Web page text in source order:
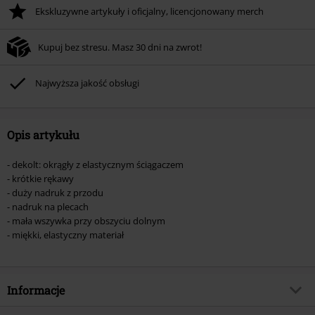
Ekskluzywne artykuły i oficjalny, licencjonowany merch
Kupuj bez stresu. Masz 30 dni na zwrot!
Najwyższa jakość obsługi
Opis artykułu
- dekolt: okrągły z elastycznym ściągaczem
- krótkie rękawy
- duży nadruk z przodu
- nadruk na plecach
- mała wszywka przy obszyciu dolnym
- miękki, elastyczny materiał
Informacje